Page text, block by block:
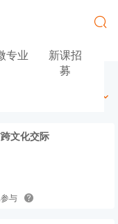
专业
新课招
募
文化交际
与